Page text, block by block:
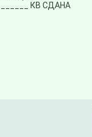
КВ СДАНА